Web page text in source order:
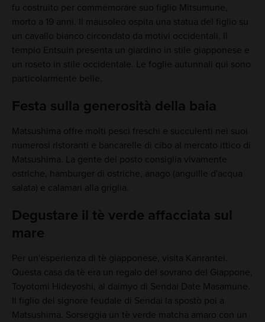
fu costruito per commemorare suo figlio Mitsumune,
morto a 19 anni. Il mausoleo ospita una statua del figlio su
un cavallo bianco circondato da motivi occidentali. Il
tempio Entsuin presenta un giardino in stile giapponese e
un roseto in stile occidentale. Le foglie autunnali qui sono
particolarmente belle.
Festa sulla generosità della baia
Matsushima offre molti pesci freschi e succulenti nei suoi
numerosi ristoranti e bancarelle di cibo al mercato ittico di
Matsushima. La gente del posto consiglia vivamente
ostriche, hamburger di ostriche, anago (anguille d'acqua
salata) e calamari alla griglia.
Degustare il tè verde affacciata sul
mare
Per un'esperienza di tè giapponese, visita Kanrantei.
Questa casa da tè era un regalo del sovrano del Giappone,
Toyotomi Hideyoshi, al daimyo di Sendai Date Masamune.
Il figlio del signore feudale di Sendai la spostò poi a
Matsushima. Sorseggia un tè verde matcha amaro con un